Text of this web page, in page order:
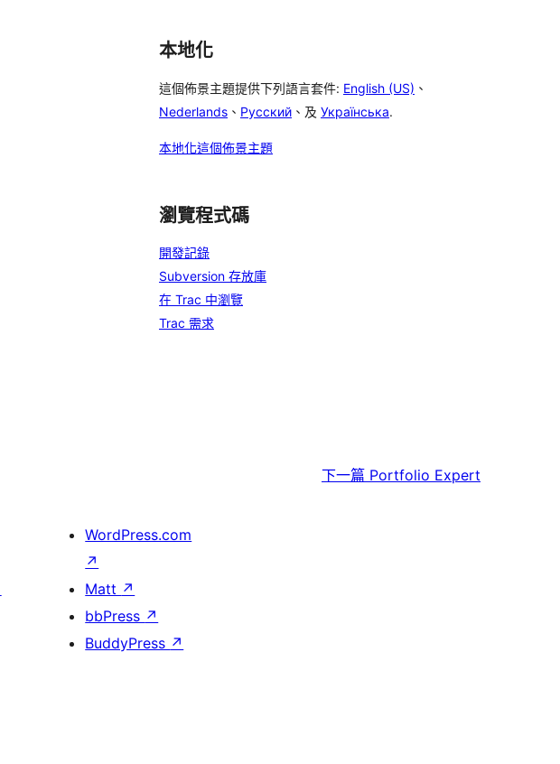
本地化
這個佈景主題提供下列語言套件: English (US) 、
Nederlands 、 Русский 、及 Українська.
本地化這個佈景主題
瀏覽程式碼
開發記錄
Subversion 存放庫
在 Trac 中瀏覽
Trac 需求
下一篇 Portfolio Expert
WordPress.com
↗
Matt ↗
bbPress ↗
BuddyPress ↗